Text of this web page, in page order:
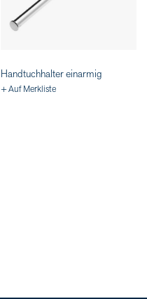
Handtuchhalter einarmig
+ Auf Merkliste